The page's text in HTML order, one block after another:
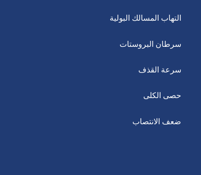
التهاب المسالك البولية
سرطان البروستات
سرعة القذف
حصى الكلى
ضعف الانتصاب